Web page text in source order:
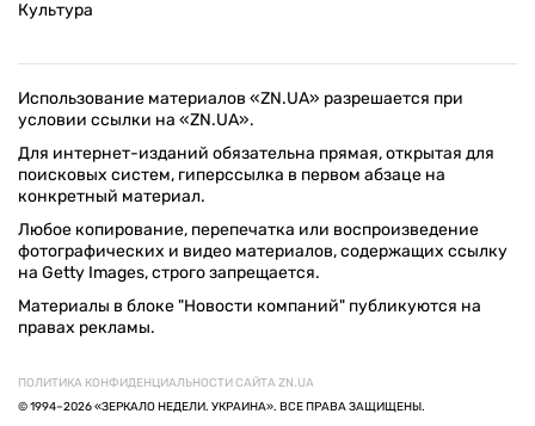
Культура
Использование материалов «ZN.UA» разрешается при
условии ссылки на «ZN.UA».
Для интернет-изданий обязательна прямая, открытая для
поисковых систем, гиперссылка в первом абзаце на
конкретный материал.
Любое копирование, перепечатка или воспроизведение
фотографических и видео материалов, содержащих ссылку
на Getty Images, строго запрещается.
Материалы в блоке "Новости компаний" публикуются на
правах рекламы.
ПОЛИТИКА КОНФИДЕНЦИАЛЬНОСТИ САЙТА ZN.UA
© 1994–2026 «ЗЕРКАЛО НЕДЕЛИ. УКРАИНА». ВСЕ ПРАВА ЗАЩИЩЕНЫ.